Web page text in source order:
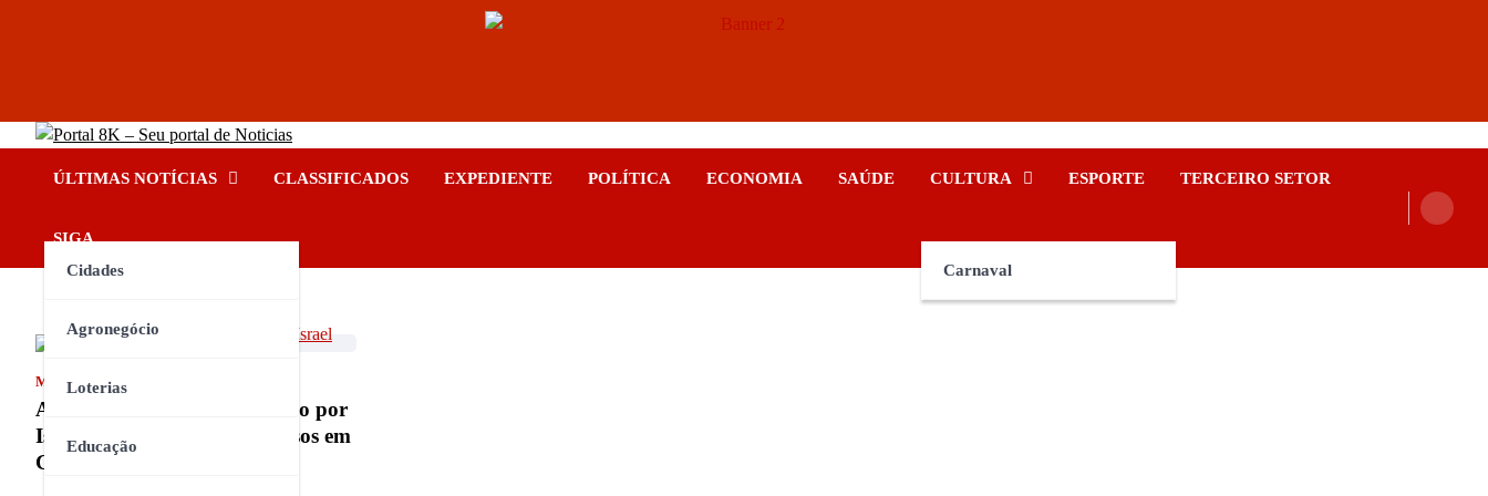
Portal 8K – Seu portal de Noticias
ÚLTIMAS NOTÍCIAS
Cidades
Agronegócio
Loterias
Educação
CLASSIFICADOS EXPEDIENTE POLÍTICA ECONOMIA SAÚDE CULTURA
Carnaval
ESPORTE TERCEIRO SETOR
SIGA
MUNDO
Ativista brasileiro é deportado por
Israel após testemunhar abusos em
Gaza